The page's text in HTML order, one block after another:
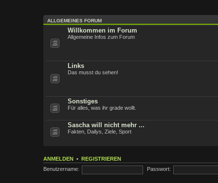
ALLGEMEINES FORUM
Willkommen im Forum
Allgemeine Infos zum Forum
Links
Das musst du sehen!
Sonstiges
Für alles, was ihr grade wollt.
Sascha will nicht mehr ...
Fakten, Dailys, Ziele, Sport
ANMELDEN• REGISTRIEREN
Benutzername:
Passwort: